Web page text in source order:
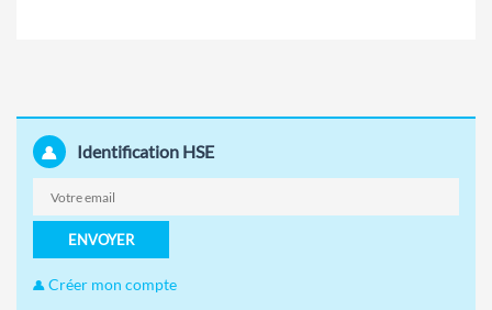
Identification HSE
ENVOYER
Créer mon compte